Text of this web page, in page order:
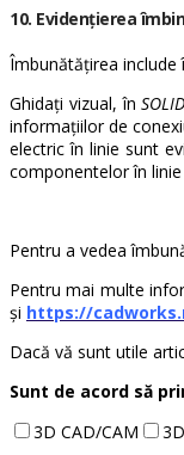
10. Evidențierea
Îmbunătățirea
Ghidați vizual, în
informațiilor de
electric în linie sunt
componentelor în
Pentru a vedea
Pentru mai multe
și https://
Dacă vă sunt utile
Sunt de acord să
3D CAD/CAM